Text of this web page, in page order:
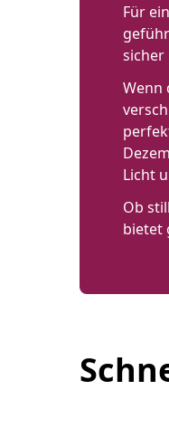
Für
sicher
Wenn
Licht
Ob
bietet